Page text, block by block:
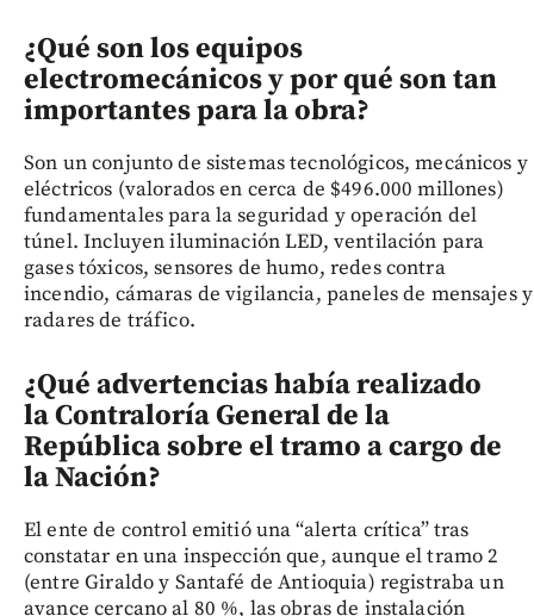
¿Qué son los equipos
electromecánicos y por qué son tan
importantes para la obra?
Son un conjunto de sistemas tecnológicos, mecánicos y
eléctricos (valorados en cerca de $496.000 millones)
fundamentales para la seguridad y operación del
túnel. Incluyen iluminación LED, ventilación para
gases tóxicos, sensores de humo, redes contra
incendio, cámaras de vigilancia, paneles de mensajes y
radares de tráfico.
¿Qué advertencias había realizado
la Contraloría General de la
República sobre el tramo a cargo de
la Nación?
El ente de control emitió una “alerta crítica” tras
constatar en una inspección que, aunque el tramo 2
(entre Giraldo y Santafé de Antioquia) registraba un
avance cercano al 80 %, las obras de instalación